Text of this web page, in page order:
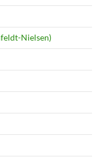
Nielsen)